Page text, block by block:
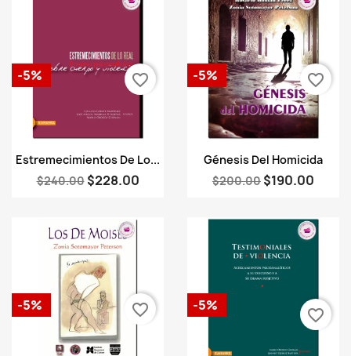
Vista rápida
Estremecimientos De Lo...
$240.00 $228.00
-5% favorite_border
Vista rápida
Génesis Del Homicida
$200.00 $190.00
-5% favorite_border
-5% favorite_border -5%
favorite_border